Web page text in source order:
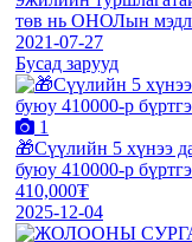
төв нь ОНОЛын
2021-07-27
Бусад зарууд
1
🎁Сүүлийн 5 хүнээ
буюу 410000-р
410,000₮
2025-12-04